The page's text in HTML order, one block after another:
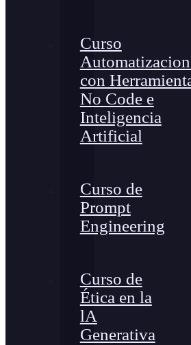
Curso
con
No Code e
Inteligencia
Artificial
Curso de
Prompt
Engineering
Curso de
Ética en la
lA
Generativa